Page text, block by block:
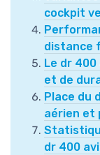
cockpit
distance
Le dr
et de
Place du
aérien et
dr 400